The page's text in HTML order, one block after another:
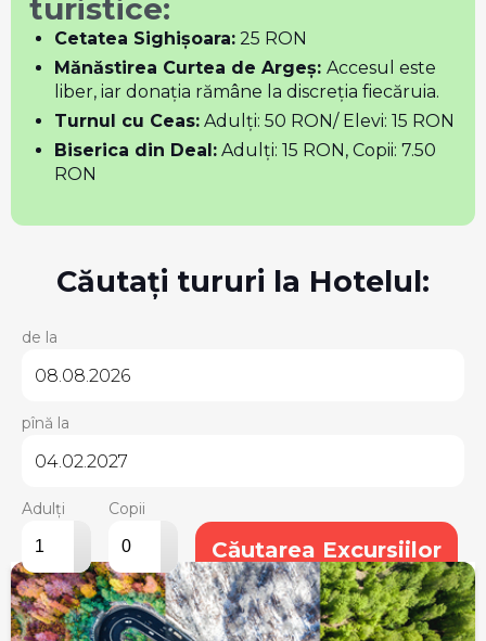
turistice:
Cetatea Sighișoara: 25 RON
Mănăstirea Curtea de Argeș: Accesul este
liber, iar donația rămâne la discreția fiecăruia.
Turnul cu Ceas: Adulți: 50 RON/ Elevi: 15 RON
Biserica din Deal: Adulți: 15 RON, Copii: 7.50
RON
Căutați tururi la Hotelul:
de la
pînă la
Adulți
▾
Copii
Căutarea Excursiilor